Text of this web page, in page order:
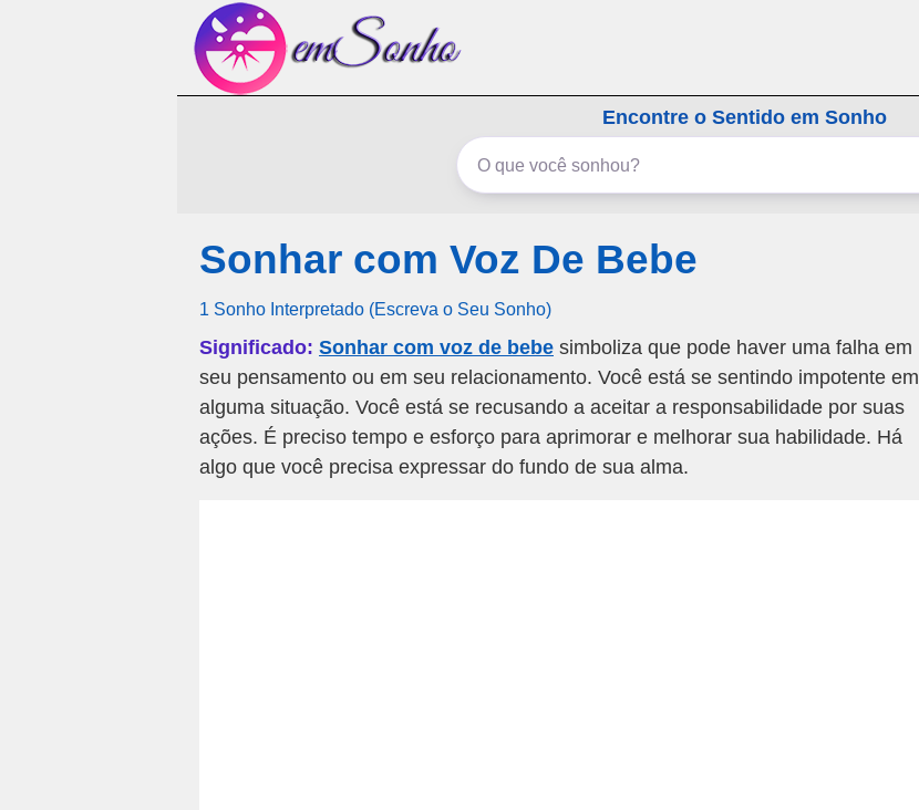
Encontre o Sentido em Sonho
Sonhar com Voz De Bebe
1 Sonho Interpretado (Escreva o Seu Sonho)
Significado: Sonhar com voz de bebe simboliza que pode haver uma falha em
seu pensamento ou em seu relacionamento. Você está se sentindo impotente em
alguma situação. Você está se recusando a aceitar a responsabilidade por suas
ações. É preciso tempo e esforço para aprimorar e melhorar sua habilidade. Há
algo que você precisa expressar do fundo de sua alma.